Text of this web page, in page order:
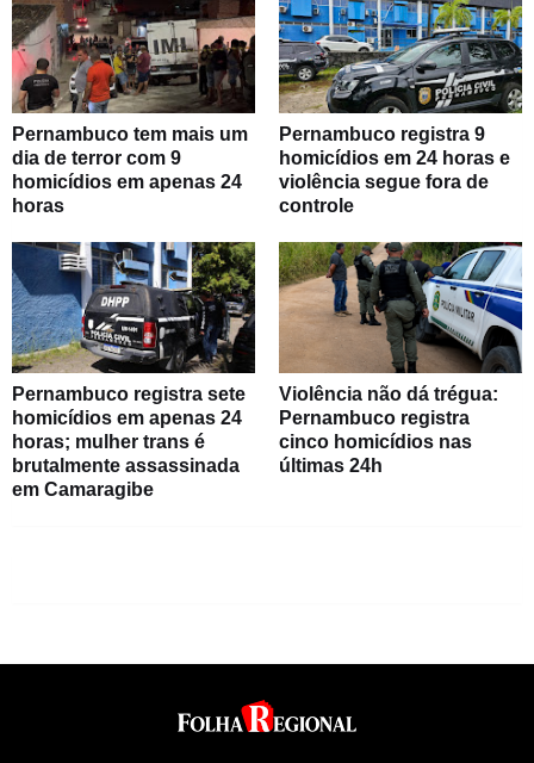
Pernambuco tem mais um
dia de terror com 9
homicídios em apenas 24
horas
Pernambuco registra 9
homicídios em 24 horas e
violência segue fora de
controle
Pernambuco registra sete
homicídios em apenas 24
horas; mulher trans é
brutalmente assassinada
em Camaragibe
Violência não dá trégua:
Pernambuco registra
cinco homicídios nas
últimas 24h